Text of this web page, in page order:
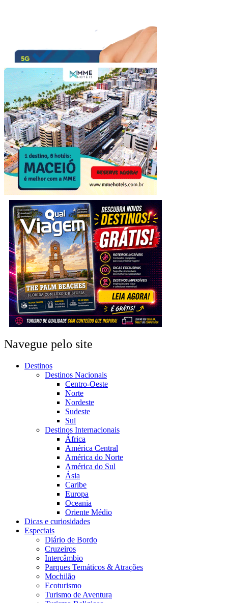
Navegue pelo site
Destinos
Destinos Nacionais
Centro-Oeste
Norte
Nordeste
Sudeste
Sul
Destinos Internacionais
África
América Central
América do Norte
América do Sul
Ásia
Caribe
Europa
Oceania
Oriente Médio
Dicas e curiosidades
Especiais
Diário de Bordo
Cruzeiros
Intercâmbio
Parques Temáticos & Atrações
Mochilão
Ecoturismo
Turismo de Aventura